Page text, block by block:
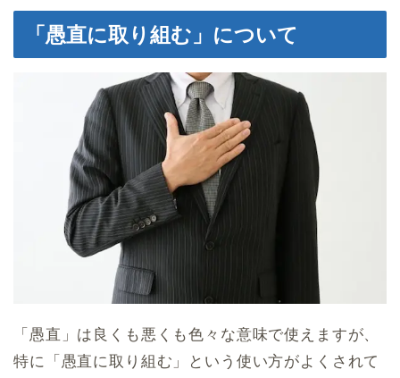
「愚直に取り組む」について
「愚直」は良くも悪くも色々な意味で使えますが、
特に「愚直に取り組む」という使い方がよくされて